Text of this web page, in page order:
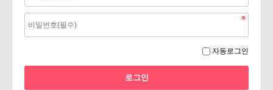
자동로그인